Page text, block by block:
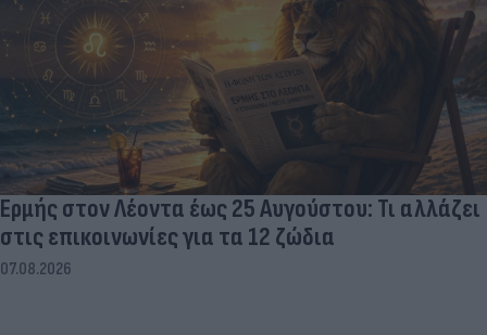
Ερμής στον Λέοντα έως 25 Αυγούστου: Τι αλλάζει
στις επικοινωνίες για τα 12 ζώδια
07.08.2026